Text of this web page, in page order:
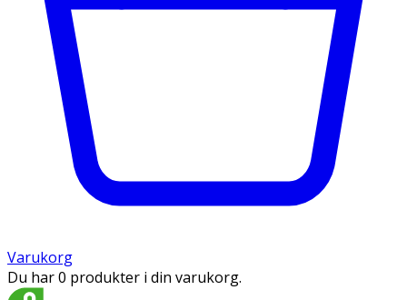
Varukorg
Du har 0 produkter i din varukorg.